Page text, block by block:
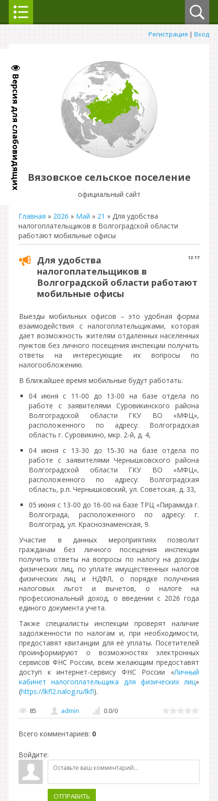
Версия для слабовидящих
Регистрация | Вход
Вязовское сельское поселение
официальный сайт
Главная » 2026 » Май » 21 » Для удобства
налогоплательщиков в Волгоградской области
работают мобильные офисы
12:17
Для удобства
налогоплательщиков в
Волгоградской области работают
мобильные офисы
Выезды мобильных офисов – это удобная форма
взаимодействия с налогоплательщиками, которая
дает возможность жителям отдаленных населенных
пунктов без личного посещения инспекции получить
ответы на интересующие их вопросы по
налогообложению.
В ближайшее время мобильные будут работать:
04 июня с 11-00 до 13-00 на базе отдела по
работе с заявителями Суровикинского района
Волгоградской области ГКУ ВО «МФЦ»,
расположенного по адресу: Волгоградская
область г. Суровикино, мкр. 2-й, д. 4,
04 июня с 13-30 до 15-30 на базе отдела по
работе с заявителями Чернышковского района
Волгоградской области ГКУ ВО «МФЦ»,
расположенного по адресу: Волгоградская
область, р.п. Чернышковский, ул. Советская, д. 33,
05 июня с 13-00 до 16-00 на базе ТРЦ «Пирамида г.
Волгограда, расположенного по адресу: г.
Волгоград, ул. Краснознаменская, 9.
Участие в данных мероприятиях позволит
гражданам без личного посещения инспекции
получить ответы на вопросы по налогу на доходы
физических лиц, по уплате имущественных налогов
физических лиц и НДФЛ, о порядке получения
налоговых льгот и вычетов, о налоге на
профессиональный доход, о введении с 2026 года
единого документа учета.
Также специалисты инспекции проверят наличие
задолженности по налогам и, при необходимости,
предоставят квитанции для её уплаты. Посетителей
проинформируют о возможностях электронных
сервисов ФНС России, всем желающим предоставят
доступ к интернет-сервису ФНС России «Личный
кабинет налогоплательщика для физических лиц»
(https://lkfl2.nalog.ru/lkfl).
85 admin 0.0/0
Всего комментариев: 0
Войдите:
ОТПРАВИТЬ